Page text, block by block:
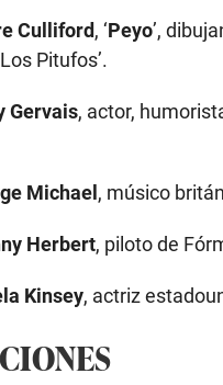
Culliford, ‘Peyo’,
Pitufos’.
Gervais, actor,
Michael, músico
Herbert, piloto de
Kinsey, actriz